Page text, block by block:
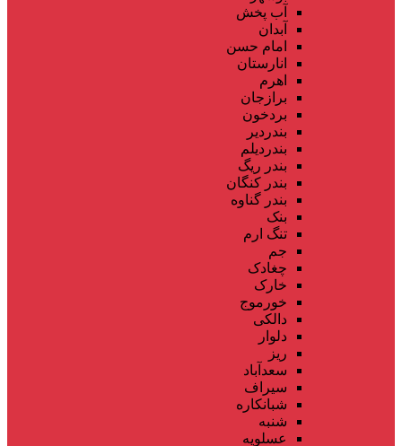
آب پخش
آبدان
امام حسن
انارستان
اهرم
برازجان
بردخون
بندردیر
بندردیلم
بندر ریگ
بندر کنگان
بندر گناوه
بنک
تنگ ارم
جم
چغادک
خارک
خورموج
دالکی
دلوار
ریز
سعدآباد
سیراف
شبانکاره
شنبه
عسلویه